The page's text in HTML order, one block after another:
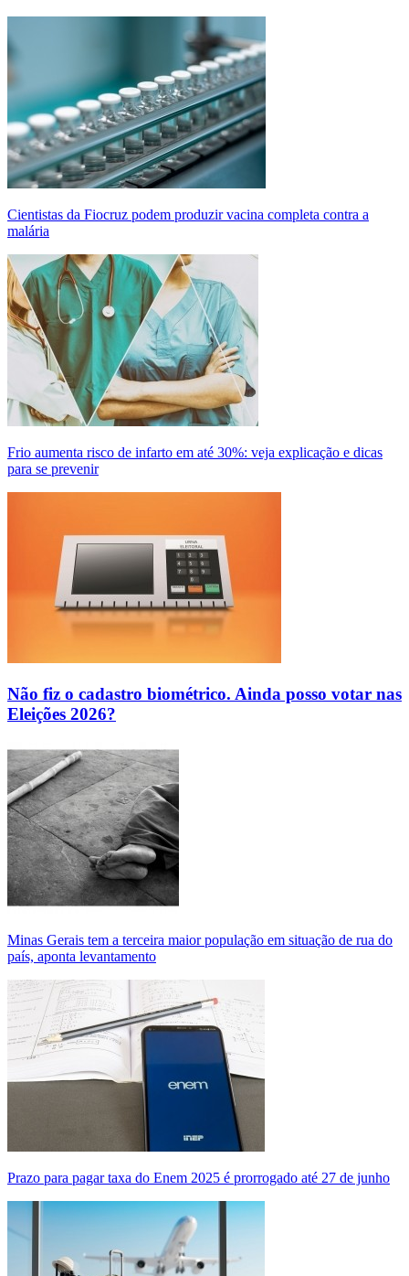
Cientistas da Fiocruz podem produzir vacina completa contra a
malária
Frio aumenta risco de infarto em até 30%: veja explicação e dicas
para se prevenir
Não fiz o cadastro biométrico. Ainda posso votar nas
Eleições 2026?
Minas Gerais tem a terceira maior população em situação de rua do
país, aponta levantamento
Prazo para pagar taxa do Enem 2025 é prorrogado até 27 de junho